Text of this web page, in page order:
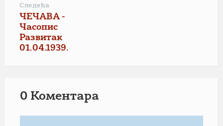
Следећа
ЧЕЧАВА -
Часопис
Развитак
01.04.1939.
0 Коментарa